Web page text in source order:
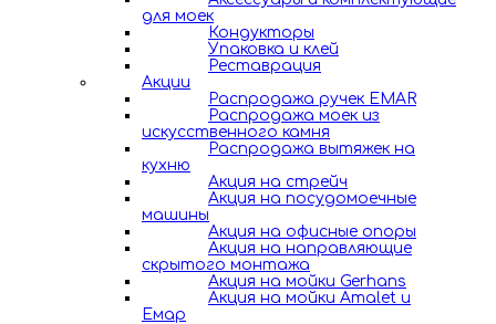
для моек
Кондукторы
Упаковка и клей
Реставрация
Акции
Распродажа ручек EMAR
Распродажа моек из
искусственного камня
Распродажа вытяжек на
кухню
Акция на стрейч
Акция на посудомоечные
машины
Акция на офисные опоры
Акция на направляющие
скрытого монтажа
Акция на мойки Gerhans
Акция на мойки Amalet и
Емар